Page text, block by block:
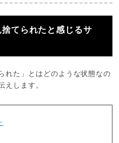
てられたと感じるサ
れた」とはどのような状態なの
えします。